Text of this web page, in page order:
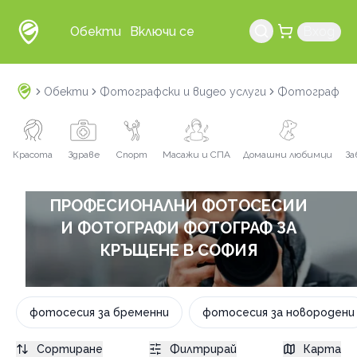
Обекти Включи се
Обекти Фотографски и видео услуги Фотограф и
Красота Здраве Спорт Масажи и СПА Домашни любимци
ПРОФЕСИОНАЛНИ ФОТОСЕСИИ
И ФОТОГРАФИ ФОТОГРАФ ЗА
КРЪЩЕНЕ В СОФИЯ
фотосесия за бременни фотосесия за новородени
Сортиране Филтрирай Карта